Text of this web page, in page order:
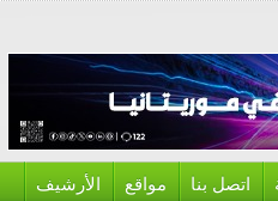
اتصل بنا مواقع الأرشيف